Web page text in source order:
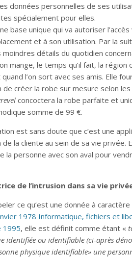
données personnelles de ses
spécialement pour elles.
base unique qui va autoriser
et à son utilisation. Par la
détails du quotidien
mange, le temps qu’il fait, la région
l’on sort avec ses amis. Elle
créer la robe sur mesure selon
concoctera la robe parfaite et
somme de 99 €.
est sans doute que c’est une
la cliente au sein de sa vie privée.
la personne avec son aval pour
de l’intrusion dans sa vie
ce qu’est une donnée à caractère
1978 Informatique, fichiers et
1995, elle est définit comme étant «
identifiée ou identifiable (ci-après
physique identifiable» une